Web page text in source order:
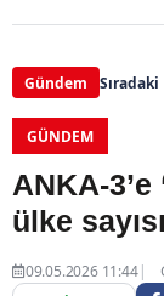
Gündem
GÜNDEM
ANKA-
ülke
09.05.2026 11:44